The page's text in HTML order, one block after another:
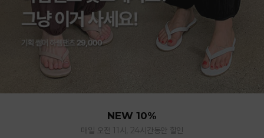
NEW 10%
매일 오전 11시, 24시간동안 할인